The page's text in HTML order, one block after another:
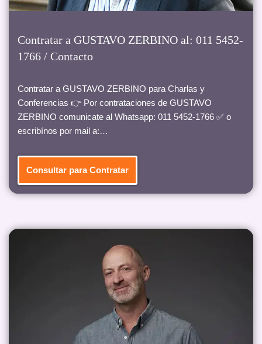
Contratar a GUSTAVO ZERBINO al: 011 5452-
1766 / Contacto
Contratar a GUSTAVO ZERBINO para Charlas y
Conferencias 👉 Por contrataciones de GUSTAVO
ZERBINO comunicate al Whatsapp: 011 5452-1766 ✅ o
escribínos por mail a:…
Consultar para Contratar